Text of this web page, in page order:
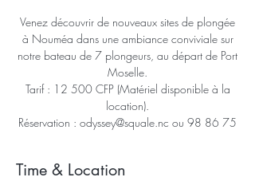
Venez découvrir de nouveaux sites de plongée
à Nouméa dans une ambiance conviviale sur
notre bateau de 7 plongeurs, au départ de Port
Moselle.
Tarif : 12 500 CFP (Matériel disponible à la
location).
Time & Location